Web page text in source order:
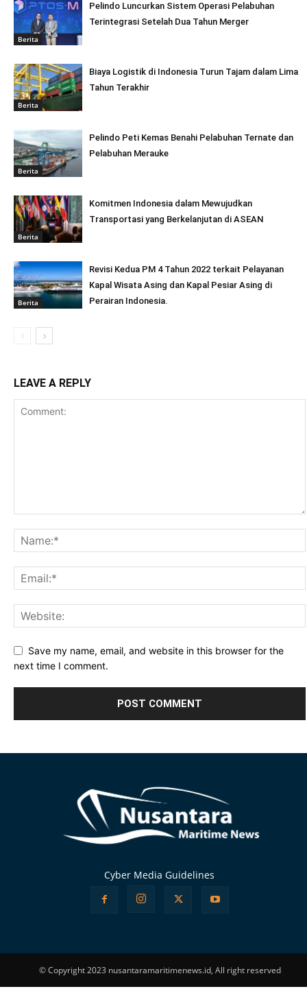
Berita
Pelindo Luncurkan Sistem Operasi Pelabuhan
Terintegrasi Setelah Dua Tahun Merger
Berita
Biaya Logistik di Indonesia Turun Tajam dalam Lima
Tahun Terakhir
Berita
Pelindo Peti Kemas Benahi Pelabuhan Ternate dan
Pelabuhan Merauke
Berita
Komitmen Indonesia dalam Mewujudkan
Transportasi yang Berkelanjutan di ASEAN
Berita
Revisi Kedua PM 4 Tahun 2022 terkait Pelayanan
Kapal Wisata Asing dan Kapal Pesiar Asing di
Perairan Indonesia.
LEAVE A REPLY
Save my name, email, and website in this browser for the
next time I comment.
Cyber Media Guidelines
© Copyright 2023 nusantaramaritimenews.id, All right reserved